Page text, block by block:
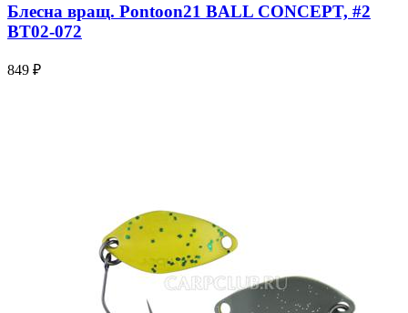
Блесна вращ. Pontoon21 BALL CONCEPT, #2
BT02-072
849 ₽